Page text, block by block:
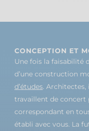
CONCEPTION ET
Une fois la faisabilité
d’une construction
d’études.
travaillent de
correspondant en
établi avec vous. La